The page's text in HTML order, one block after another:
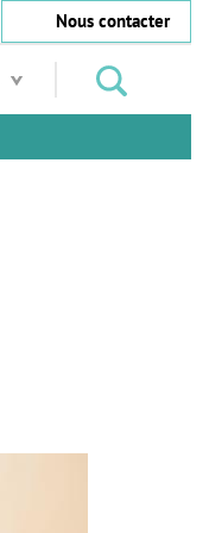
Nous contacter
jardins